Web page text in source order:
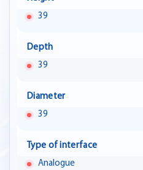
39
Depth
39
Diameter
39
Type of interface
Analogue